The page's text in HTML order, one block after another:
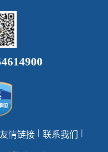
友情链接 | 联系我们 |